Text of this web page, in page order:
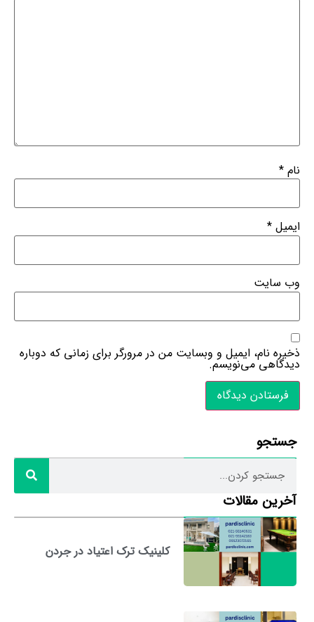
نام *
ایمیل *
وب‌ سایت
ذخیره نام، ایمیل و وبسایت من در مرورگر برای زمانی که دوباره
دیدگاهی می‌نویسم.
جستجو
آخرین مقالات
کلینیک ترک اعتیاد در جردن